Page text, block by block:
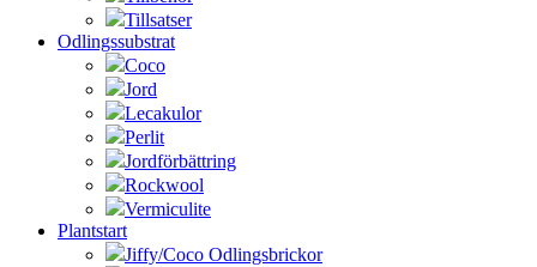
Tillsatser
Odlingssubstrat
Coco
Jord
Lecakulor
Perlit
Jordförbättring
Rockwool
Vermiculite
Plantstart
Jiffy/Coco Odlingsbrickor